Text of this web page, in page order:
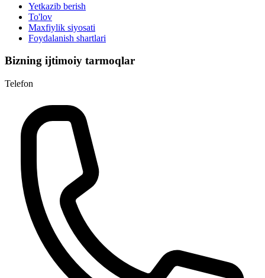
Yetkazib berish
To'lov
Maxfiylik siyosati
Foydalanish shartlari
Bizning ijtimoiy tarmoqlar
Telefon